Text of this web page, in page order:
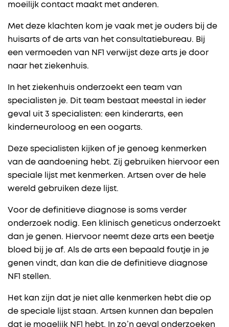
moeilijk contact maakt met anderen.
Met deze klachten kom je vaak met je ouders bij de
huisarts of de arts van het consultatiebureau. Bij
een vermoeden van NF1 verwijst deze arts je door
naar het ziekenhuis.
In het ziekenhuis onderzoekt een team van
specialisten je. Dit team bestaat meestal in ieder
geval uit 3 specialisten: een kinderarts, een
kinderneuroloog en een oogarts.
Deze specialisten kijken of je genoeg kenmerken
van de aandoening hebt. Zij gebruiken hiervoor een
speciale lijst met kenmerken. Artsen over de hele
wereld gebruiken deze lijst.
Voor de definitieve diagnose is soms verder
onderzoek nodig. Een klinisch geneticus onderzoekt
dan je genen. Hiervoor neemt deze arts een beetje
bloed bij je af. Als de arts een bepaald foutje in je
genen vindt, dan kan die de definitieve diagnose
NF1 stellen.
Het kan zijn dat je niet alle kenmerken hebt die op
de speciale lijst staan. Artsen kunnen dan bepalen
dat je mogelijk NF1 hebt. In zo’n geval onderzoeken